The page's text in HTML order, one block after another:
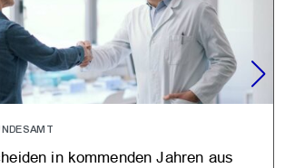
in kommenden Jahren aus